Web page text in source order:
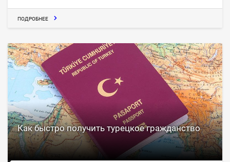
ПОДРОБНЕЕ
Как быстро получить турецкое гражданство